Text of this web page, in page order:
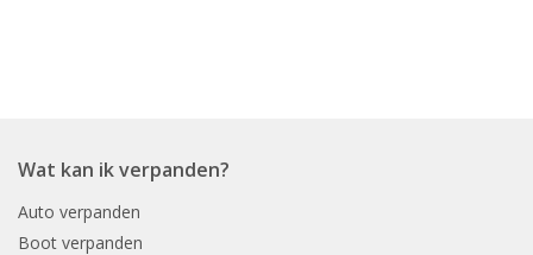
Wat kan ik verpanden?
Auto verpanden
Boot verpanden